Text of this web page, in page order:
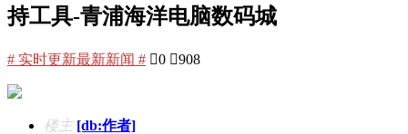
持工具-青浦海洋电脑数码城
# 实时更新最新新闻 # 0 908
楼主 [db:作者]